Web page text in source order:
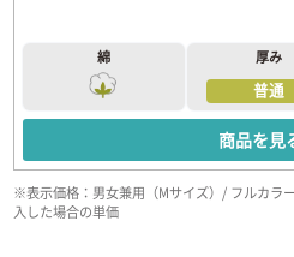
綿 厚み
普通
商品を見
※表示価格：男女兼用（Mサイズ）/ フルカラ
入した場合の単価